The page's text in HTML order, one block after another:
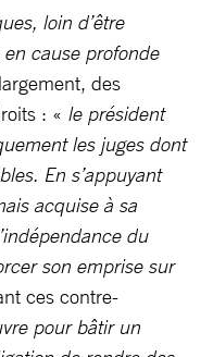
loin d’être
cause profonde
des
: « le président
les juges dont
En s’appuyant
acquise à sa
du
son emprise sur
ces contre-
pour bâtir un